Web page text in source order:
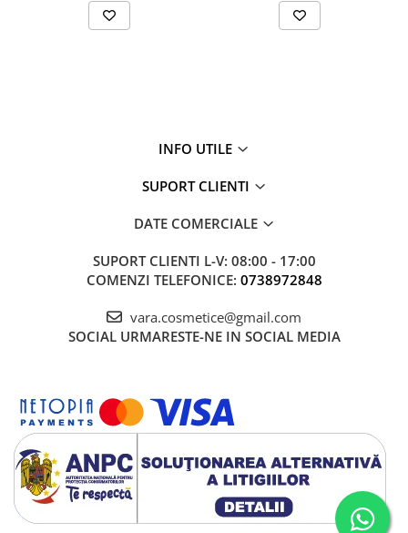
INFO UTILE
SUPORT CLIENTI
DATE COMERCIALE
SUPORT CLIENTI L-V: 08:00 - 17:00
COMENZI TELEFONICE: 0738972848
vara.cosmetice@gmail.com
SOCIAL URMARESTE-NE IN SOCIAL MEDIA